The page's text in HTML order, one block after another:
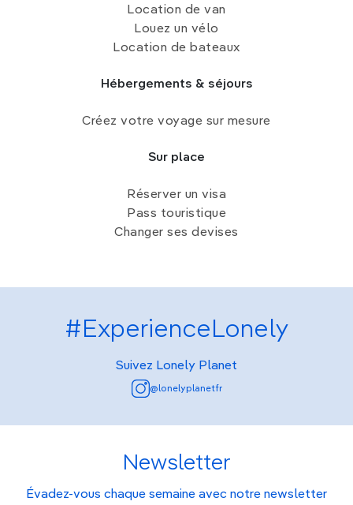
Location de van
Louez un vélo
Location de bateaux
Hébergements & séjours
Créez votre voyage sur mesure
Sur place
Réserver un visa
Pass touristique
Changer ses devises
#ExperienceLonely
Suivez Lonely Planet
@lonelyplanetfr
Newsletter
Évadez-vous chaque semaine avec notre newsletter